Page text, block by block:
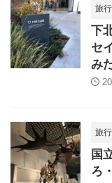
旅
下
セ
み
旅
国
ろ